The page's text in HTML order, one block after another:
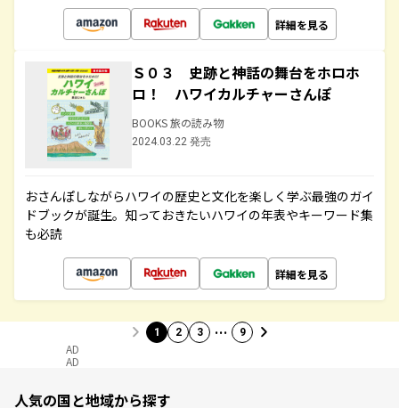
詳細を見る
Ｓ０３ 史跡と神話の舞台をホロホ
ロ！ ハワイカルチャーさんぽ
BOOKS 旅の読み物
2024.03.22 発売
おさんぽしながらハワイの歴史と文化を楽しく学ぶ最強のガイ
ドブックが誕生。知っておきたいハワイの年表やキーワード集
も必読
詳細を見る
1 2 3 … 9
AD
AD
人気の国と地域から探す